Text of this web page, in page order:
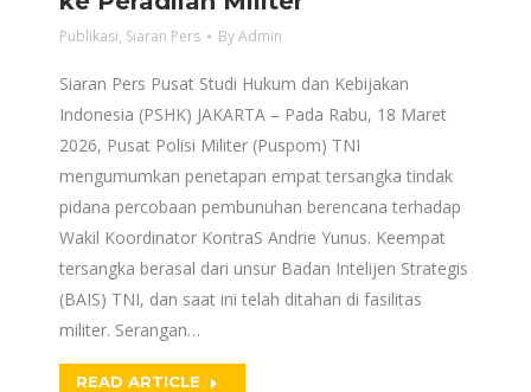
Publikasi, Siaran Pers ByAdmin
Siaran Pers Pusat Studi Hukum dan Kebijakan
Indonesia (PSHK) JAKARTA – Pada Rabu, 18 Maret
2026, Pusat Polisi Militer (Puspom) TNI
mengumumkan penetapan empat tersangka tindak
pidana percobaan pembunuhan berencana terhadap
Wakil Koordinator KontraS Andrie Yunus. Keempat
tersangka berasal dari unsur Badan Intelijen Strategis
(BAIS) TNI, dan saat ini telah ditahan di fasilitas
militer. Serangan…
READ ARTICLE